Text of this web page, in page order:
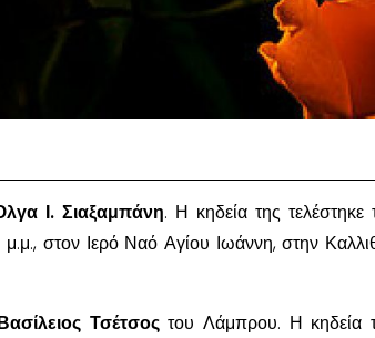
Ι. Σιαξαμπάνη. Η κηδεία της τελέστηκε
στον Ιερό Ναό Αγίου Ιωάννη, στην
Τσέτσοςτου Λάμπρου. Η κηδεία